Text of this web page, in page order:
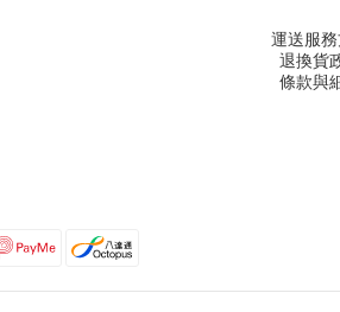
運送服
退換貨
條款與